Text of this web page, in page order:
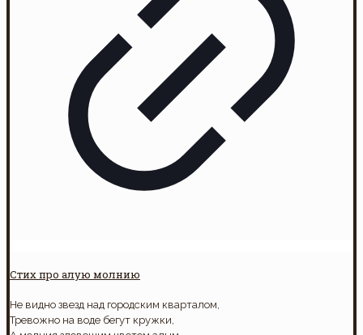
Стих про алую молнию
Не видно звезд над городским кварталом,
Тревожно на воде бегут кружки,